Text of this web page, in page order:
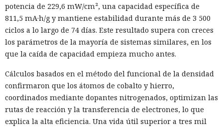
potencia de 229,6 mW/cm², una capacidad específica de
811,5 mA·h/g y mantiene estabilidad durante más de 3 500
ciclos a lo largo de 74 días. Este resultado supera con creces
los parámetros de la mayoría de sistemas similares, en los
que la caída de capacidad empieza mucho antes.
Cálculos basados en el método del funcional de la densidad
confirmaron que los átomos de cobalto y hierro,
coordinados mediante dopantes nitrogenados, optimizan las
rutas de reacción y la transferencia de electrones, lo que
explica la alta eficiencia. Una vida útil superior a tres mil